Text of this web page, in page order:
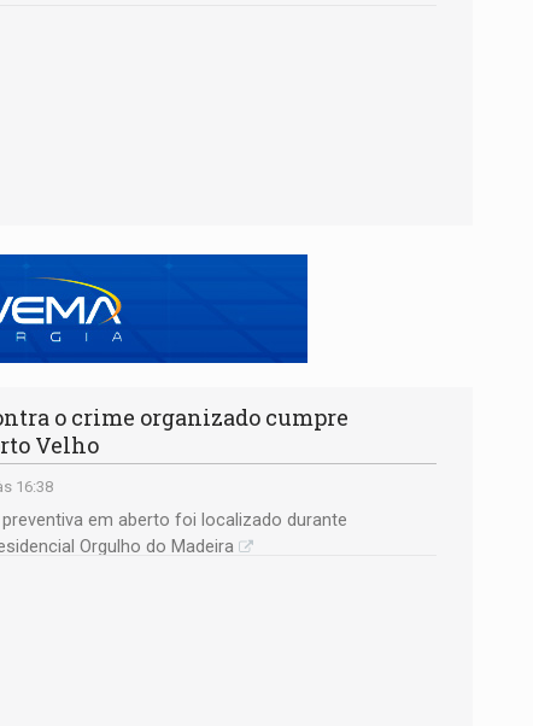
o crime organizado cumpre
Velho
16:38
em aberto foi localizado durante
Orgulho do Madeira